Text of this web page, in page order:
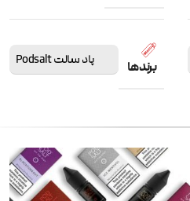
برندها پاد سالت Podsalt